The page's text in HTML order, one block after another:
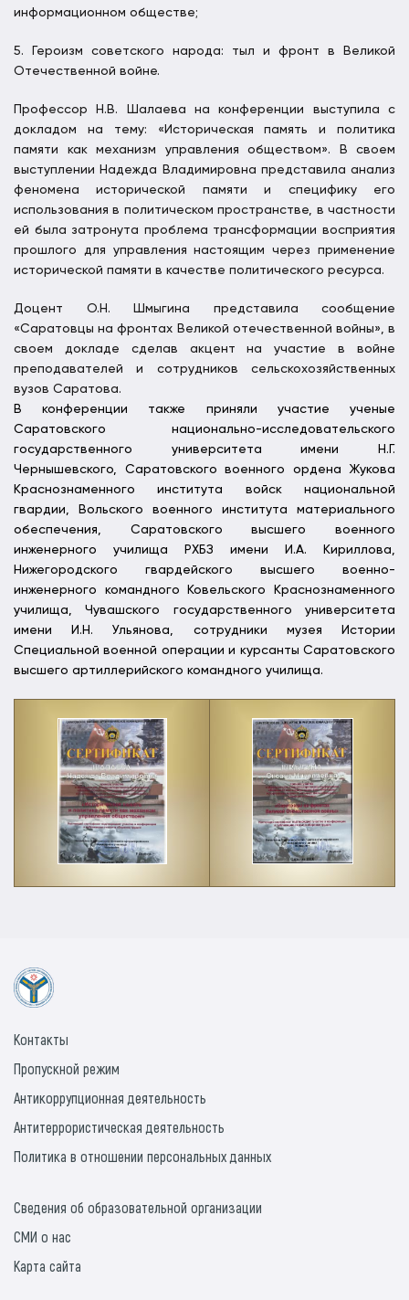
информационном обществе;
5. Героизм советского народа: тыл и фронт в Великой
Отечественной войне.
Профессор Н.В. Шалаева на конференции выступила с
докладом на тему: «Историческая память и политика
памяти как механизм управления обществом». В своем
выступлении Надежда Владимировна представила анализ
феномена исторической памяти и специфику его
использования в политическом пространстве, в частности
ей была затронута проблема трансформации восприятия
прошлого для управления настоящим через применение
исторической памяти в качестве политического ресурса.
Доцент О.Н. Шмыгина представила сообщение
«Саратовцы на фронтах Великой отечественной войны», в
своем докладе сделав акцент на участие в войне
преподавателей и сотрудников сельскохозяйственных
вузов Саратова.
В конференции также приняли участие ученые
Саратовского национально-исследовательского
государственного университета имени Н.Г.
Чернышевского, Саратовского военного ордена Жукова
Краснознаменного института войск национальной
гвардии, Вольского военного института материального
обеспечения, Саратовского высшего военного
инженерного училища РХБЗ имени И.А. Кириллова,
Нижегородского гвардейского высшего военно-
инженерного командного Ковельского Краснознаменного
училища, Чувашского государственного университета
имени И.Н. Ульянова, сотрудники музея Истории
Специальной военной операции и курсанты Саратовского
высшего артиллерийского командного училища.
Контакты
Пропускной режим
Антикоррупционная деятельность
Антитеррористическая деятельность
Политика в отношении персональных данных
Сведения об образовательной организации
СМИ о нас
Карта сайта